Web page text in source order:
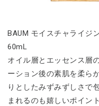
BAUM モイスチャライ
60mL
オイル層とエッセンス層
ーション後の素肌を柔ら
りとしたみずみずしさで
まれるのも嬉しいポイン